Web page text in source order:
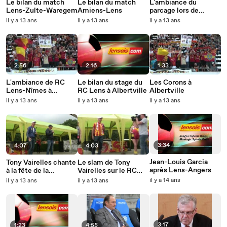
Le bilan du match
Lens-Zulte-Waregem
il y a 13 ans
2:56
L'ambiance de RC
Lens-Nîmes à
Albertville
il y a 13 ans
4:07
Tony Vairelles chante
à la fête de la
musique
il y a 13 ans
Le bilan du match
Amiens-Lens
il y a 13 ans
2:16
Le bilan du stage du
RC Lens à Albertville
il y a 13 ans
4:03
Le slam de Tony
Vairelles sur le RC
Lens
il y a 13 ans
L'ambiance du
parcage lors de
Amiens-Lens
il y a 13 ans
1:33
Les Corons à
Albertville
il y a 13 ans
3:34
Jean-Louis Garcia
après Lens-Angers
il y a 14 ans
3:17